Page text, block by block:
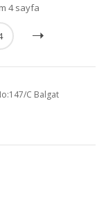
4 sayfa
C Balgat